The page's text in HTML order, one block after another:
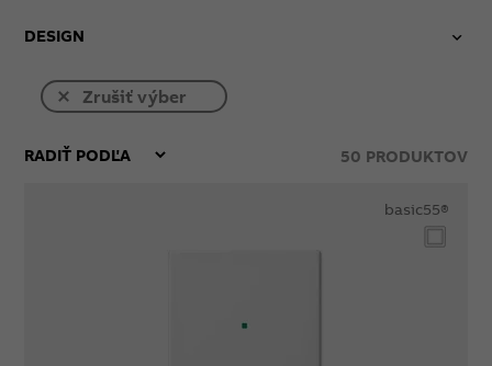
DESIGN
Zrušiť výber
50 PRODUKTOV
basic55®